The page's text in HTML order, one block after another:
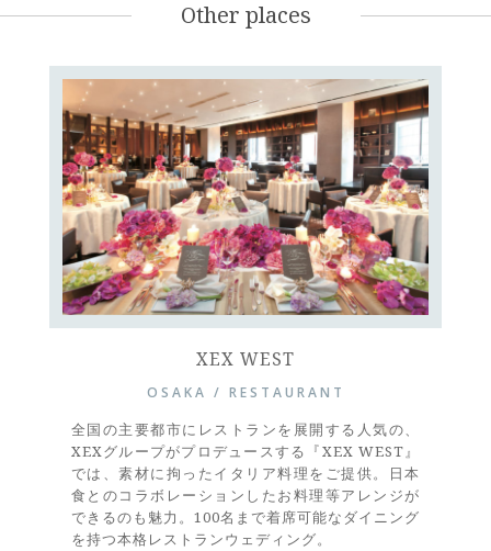
Other places
XEX WEST
OSAKA / RESTAURANT
全国の主要都市にレストランを展開する人気の、
XEXグループがプロデュースする『XEX WEST』
では、素材に拘ったイタリア料理をご提供。日本
食とのコラボレーションしたお料理等アレンジが
できるのも魅力。100名まで着席可能なダイニング
を持つ本格レストランウェディング。